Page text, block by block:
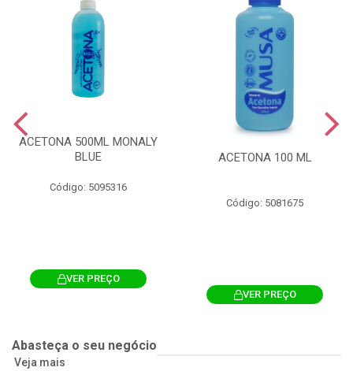
ACETONA 500ML MONALY
BLUE
Código: 5095316
VER PREÇO
ACETONA 100 ML
Código: 5081675
VER PREÇO
Abasteça o seu negócio
Veja mais